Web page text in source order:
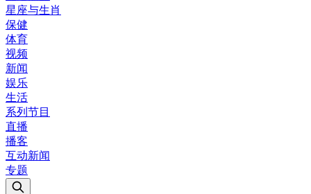
星座与生肖
保健
体育
视频
新闻
娱乐
生活
系列节目
直播
播客
互动新闻
专题